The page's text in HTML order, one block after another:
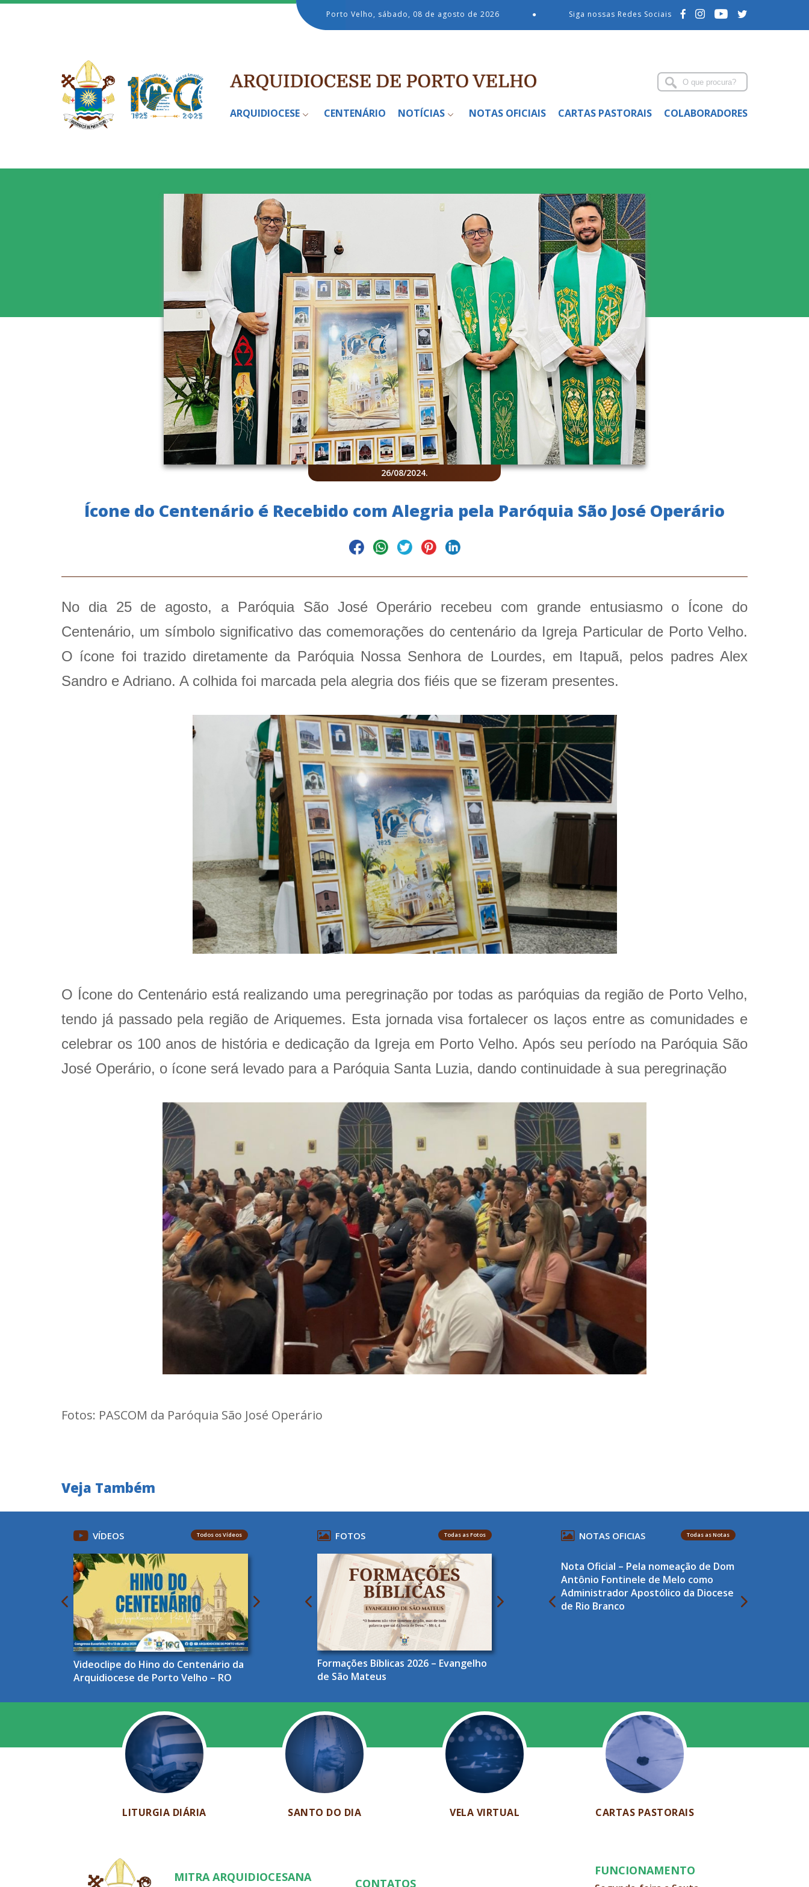
Porto Velho, sábado, 08 de agosto de 2026 ● Siga nossas Redes Sociais
ARQUIDIOCESE CENTENÁRIO NOTÍCIAS NOTAS OFICIAIS CARTAS PASTORAIS COLABORADORES
26/08/2024.
Ícone do Centenário é Recebido com Alegria pela Paróquia São José Operário
No dia 25 de agosto, a Paróquia São José Operário recebeu com grande entusiasmo o Ícone do
Centenário, um símbolo significativo das comemorações do centenário da Igreja Particular de Porto Velho.
O ícone foi trazido diretamente da Paróquia Nossa Senhora de Lourdes, em Itapuã, pelos padres Alex
Sandro e Adriano. A colhida foi marcada pela alegria dos fiéis que se fizeram presentes.
O Ícone do Centenário está realizando uma peregrinação por todas as paróquias da região de Porto Velho,
tendo já passado pela região de Ariquemes. Esta jornada visa fortalecer os laços entre as comunidades e
celebrar os 100 anos de história e dedicação da Igreja em Porto Velho. Após seu período na Paróquia São
José Operário, o ícone será levado para a Paróquia Santa Luzia, dando continuidade à sua peregrinação
Fotos: PASCOM da Paróquia São José Operário
Veja Também
VÍDEOS Todos os Vídeos
Videoclipe do Hino do Centenário da
Arquidiocese de Porto Velho – RO
FOTOS Todas as Fotos
Formações Bíblicas 2026 – Evangelho
de São Mateus
NOTAS OFICIAS Todas as Notas
Nota Oficial – Pela nomeação de Dom
Antônio Fontinele de Melo como
Administrador Apostólico da Diocese
de Rio Branco
LITURGIA DIÁRIA SANTO DO DIA VELA VIRTUAL CARTAS PASTORAIS
MITRA ARQUIDIOCESANA CONTATOS
FUNCIONAMENTO